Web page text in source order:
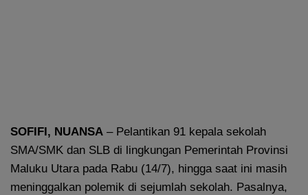
SOFIFI, NUANSA – Pelantikan 91 kepala sekolah
SMA/SMK dan SLB di lingkungan Pemerintah Provinsi
Maluku Utara pada Rabu (14/7), hingga saat ini masih
meninggalkan polemik di sejumlah sekolah. Pasalnya,